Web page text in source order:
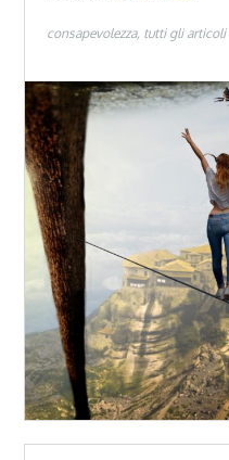
consapevolezza tutti gli articoli